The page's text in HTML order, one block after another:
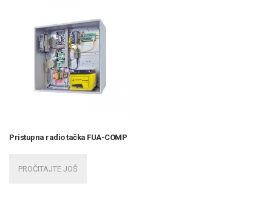
Pristupna radio tačka FUA-COMP
PROČITAJTE JOŠ